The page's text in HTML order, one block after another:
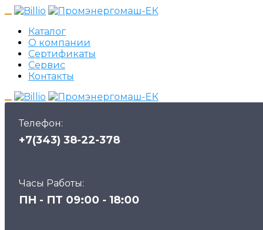
Каталог
О компании
Сертификаты
Сервис
Контакты
Телефон:
+7(343) 38-22-378
Часы Работы:
ПН - ПТ 09:00 - 18:00